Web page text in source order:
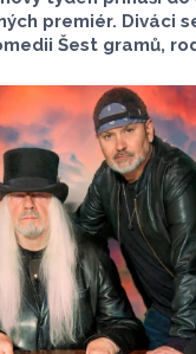
premiér. Diváci
Šest gramů,
dospělým divákům.
v rozhovoru